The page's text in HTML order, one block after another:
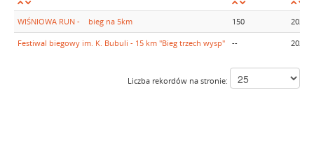
WIŚNIOWA RUN - bieg na 5km 150 2025-
Festiwal biegowy im. K. Bubuli - 15 km "Bieg trzech wysp" -- 2025-
Liczba rekordów na stronie: